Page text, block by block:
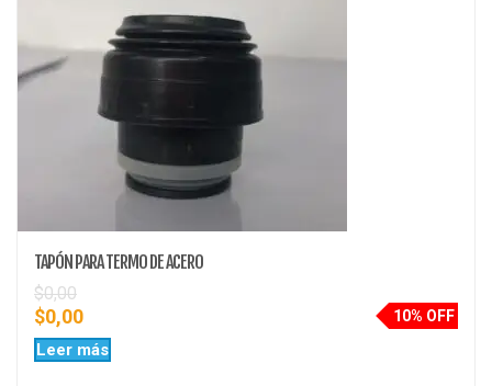
TAPÓN PARA TERMO DE ACERO
10% OFF
$0,00
$0,00
Leer más